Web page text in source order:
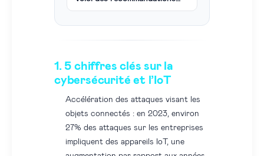
1. 5 chiffres clés sur la
cybersécurité et l’IoT
Accélération des attaques visant les
objets connectés : en 2023, environ
27% des attaques sur les entreprises
impliquent des appareils IoT, une